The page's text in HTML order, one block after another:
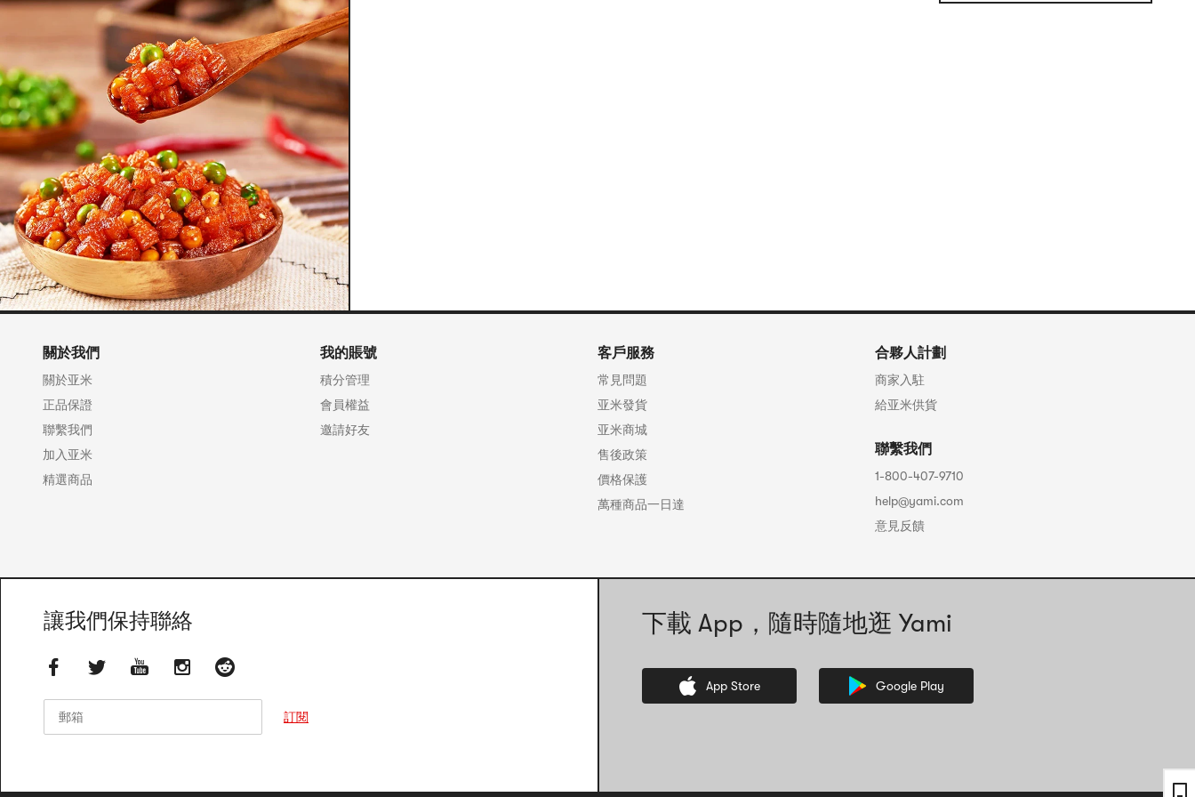
關於我們
關於亚米
正品保證
聯繫我們
加入亚米
精選商品
我的賬號
積分管理
會員權益
邀請好友
客戶服務
常見問題
亚米發貨
亚米商城
售後政策
價格保護
萬種商品一日達
合夥人計劃
商家入駐
給亚米供貨
聯繫我們
1-800-407-9710
help@yami.com
意見反饋
讓我們保持聯絡
郵箱
郵箱
訂閱
下載 App，隨時隨地逛 Yami
App Store Google Play